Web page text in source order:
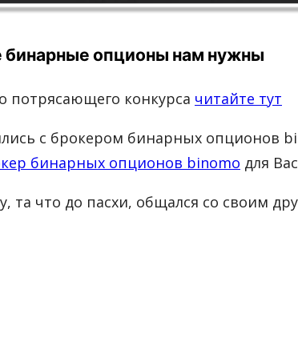
бинарные опционы нам нужны
потрясающего конкурса читайте тут
с брокером бинарных опционов
бинарных опционов binomo для
та что до пасхи, общался со своим